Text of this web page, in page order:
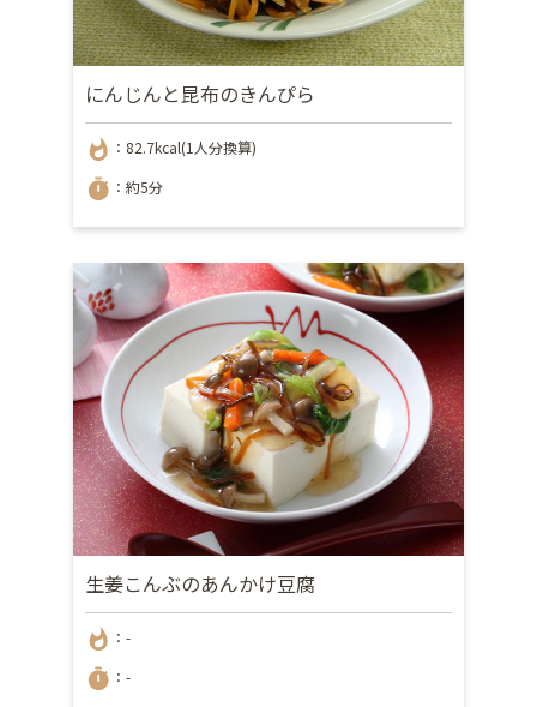
にんじんと昆布のきんぴら
whatshot ：82.7kcal(1人分換算)
timer ：約5分
生姜こんぶのあんかけ豆腐
whatshot ：-
timer ：-